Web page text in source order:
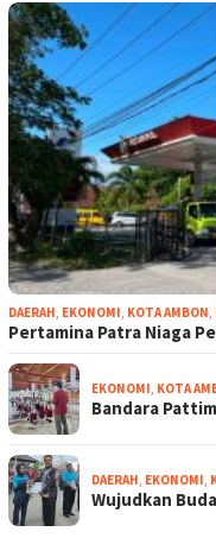
DAERAH EKONOMI KOTA AMBON
Pertamina Patra Niaga
EKONOMI KOTA
Bandara
DAERAH EKONOMI
Wujudkan